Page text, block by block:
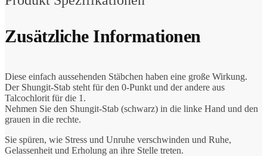
Zusätzliche Informationen
Diese einfach aussehenden Stäbchen haben eine große Wirkung.
Der Shungit-Stab steht für den 0-Punkt und der andere aus
Talcochlorit für die 1.
Nehmen Sie den Shungit-Stab (schwarz) in die linke Hand und den
grauen in die rechte.
Sie spüren, wie Stress und Unruhe verschwinden und Ruhe,
Gelassenheit und Erholung an ihre Stelle treten.